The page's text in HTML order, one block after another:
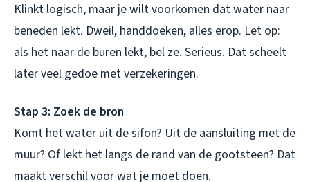
Klinkt logisch, maar je wilt voorkomen dat water naar
beneden lekt. Dweil, handdoeken, alles erop. Let op:
als het naar de buren lekt, bel ze. Serieus. Dat scheelt
later veel gedoe met verzekeringen.
Stap 3: Zoek de bron
Komt het water uit de sifon? Uit de aansluiting met de
muur? Of lekt het langs de rand van de gootsteen? Dat
maakt verschil voor wat je moet doen.